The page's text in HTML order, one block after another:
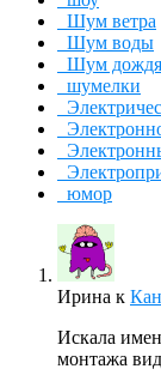
Шум ветра
Шум воды
Шум дождя
шумелки
юмор
Ирина к
Искала
монтажа